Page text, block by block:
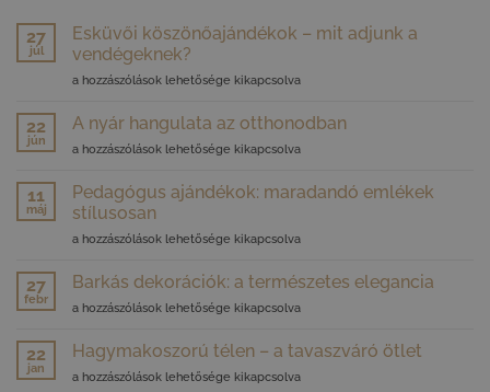
27
júl
Esküvői köszönőajándékok – mit adjunk a
vendégeknek?
Esküvői
–
mit
adjunk
vendégeknek?
bejegyzéshez
a hozzászólások lehetősége kikapcsolva
22
jún
A nyár hangulata az otthonodban
A
hangulata
az
otthonodban
bejegyzéshez
a hozzászólások lehetősége kikapcsolva
11
máj
Pedagógus ajándékok: maradandó emlékek
stílusosan
Pedagógus
maradandó
emlékek
stílusosan
a hozzászólások lehetősége kikapcsolva
27
febr
Barkás dekorációk: a természetes elegancia
Barkás
a
természetes
elegancia
a hozzászólások lehetősége kikapcsolva
22
jan
Hagymakoszorú télen – a tavaszváró ötlet
Hagymakoszorú
a hozzászólások lehetősége kikapcsolva